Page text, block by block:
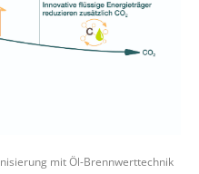
mit Öl-Brennwerttechnik